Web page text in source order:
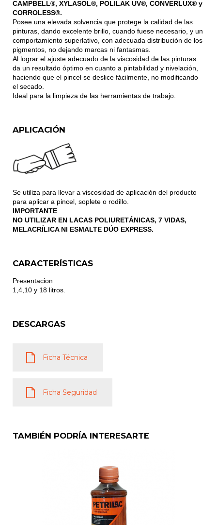
CAMPBELL®, XYLASOL®, POLILAK UV®, CONVERLUX® y
CORROLESS®.
Posee una elevada solvencia que protege la calidad de las
pinturas, dando excelente brillo, cuando fuese necesario, y un
comportamiento superlativo, con adecuada distribución de los
pigmentos, no dejando marcas ni fantasmas.
Al lograr el ajuste adecuado de la viscosidad de las pinturas
da un resultado óptimo en cuanto a pintabilidad y nivelación,
haciendo que el pincel se deslice fácilmente, no modificando
el secado.
Ideal para la limpieza de las herramientas de trabajo.
APLICACIÓN
Se utiliza para llevar a viscosidad de aplicación del producto
para aplicar a pincel, soplete o rodillo.
IMPORTANTE
NO UTILIZAR EN LACAS POLIURETÁNICAS, 7 VIDAS,
MELACRÍLICA NI ESMALTE DÚO EXPRESS.
CARACTERÍSTICAS
Presentacion
1,4,10 y 18 litros.
DESCARGAS
Ficha Técnica
Ficha Seguridad
TAMBIÉN PODRÍA INTERESARTE